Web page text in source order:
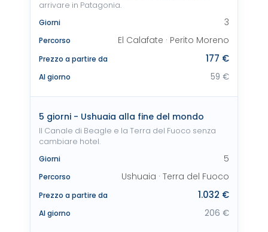
arrivare in Patagonia.
Giorni
3
Percorso El Calafate · Perito Moreno
Prezzo a partire da 177 €
Al giorno 59 €
5 giorni - Ushuaia alla fine del mondo
Il Canale di Beagle e la Terra del Fuoco senza
cambiare hotel.
Giorni
5
Percorso Ushuaia · Terra del Fuoco
Prezzo a partire da 1.032 €
Al giorno 206 €